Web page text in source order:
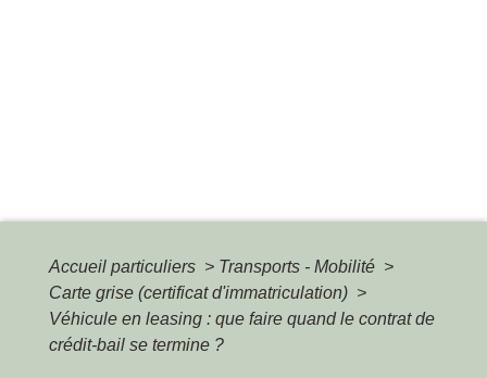
Accueil particuliers > Transports - Mobilité >
Carte grise (certificat d'immatriculation) >
Véhicule en leasing : que faire quand le contrat de
crédit-bail se termine ?